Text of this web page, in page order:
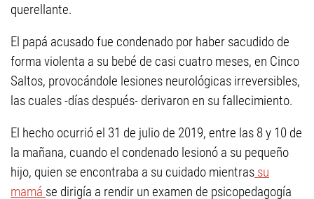
querellante.
El papá acusado fue condenado por haber sacudido de
forma violenta a su bebé de casi cuatro meses, en Cinco
Saltos, provocándole lesiones neurológicas irreversibles,
las cuales -días después- derivaron en su fallecimiento.
El hecho ocurrió el 31 de julio de 2019, entre las 8 y 10 de
la mañana, cuando el condenado lesionó a su pequeño
hijo, quien se encontraba a su cuidado mientras su
mamá se dirigía a rendir un examen de psicopedagogía